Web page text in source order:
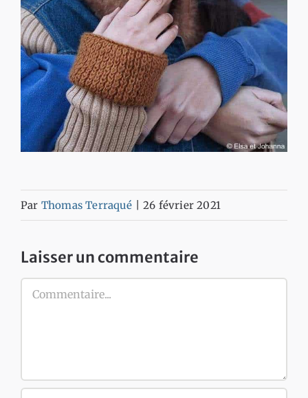
Par Thomas Terraqué 26 février 2021
Laisser un commentaire
Commentaire